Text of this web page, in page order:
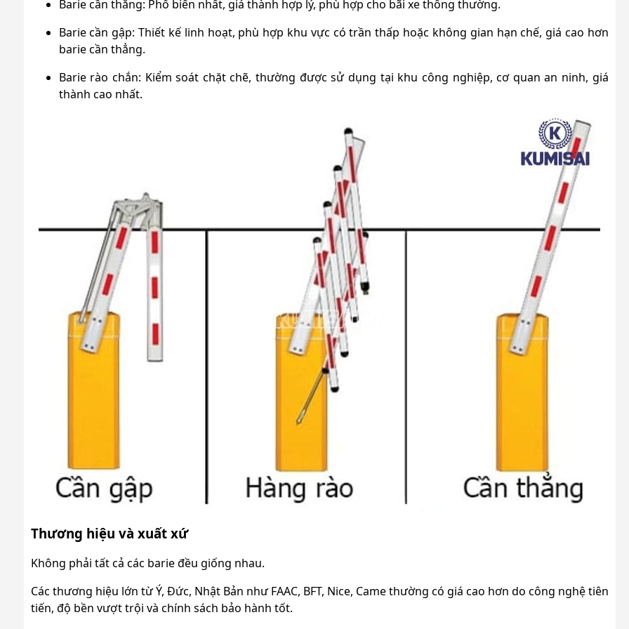
Barie cần thẳng: Phổ biến nhất, giá thành hợp lý, phù hợp cho bãi xe thông thường.
Barie cần gập: Thiết kế linh hoạt, phù hợp khu vực có trần thấp hoặc không gian hạn chế, giá cao hơn
barie cần thẳng.
Barie rào chắn: Kiểm soát chặt chẽ, thường được sử dụng tại khu công nghiệp, cơ quan an ninh, giá
thành cao nhất.
Thương hiệu và xuất xứ
Không phải tất cả các barie đều giống nhau.
Các thương hiệu lớn từ Ý, Đức, Nhật Bản như FAAC, BFT, Nice, Came thường có giá cao hơn do công nghệ tiên
tiến, độ bền vượt trội và chính sách bảo hành tốt.